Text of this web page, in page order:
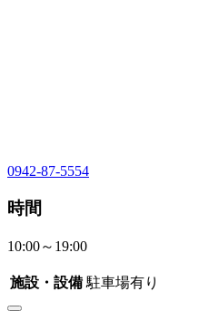
0942-87-5554
時間
10:00～19:00
施設・設備 駐車場有り